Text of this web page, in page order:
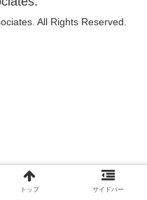
All Rights Reserved.
トップ サイドバー